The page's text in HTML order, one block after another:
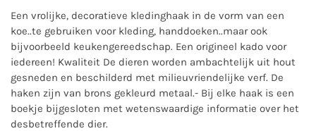
Een vrolijke, decoratieve kledinghaak in de vorm van een
koe..te gebruiken voor kleding, handdoeken..maar ook
bijvoorbeeld keukengereedschap. Een origineel kado voor
iedereen! Kwaliteit De dieren worden ambachtelijk uit hout
gesneden en beschilderd met milieuvriendelijke verf. De
haken zijn van brons gekleurd metaal.- Bij elke haak is een
boekje bijgesloten met wetenswaardige informatie over het
desbetreffende dier.